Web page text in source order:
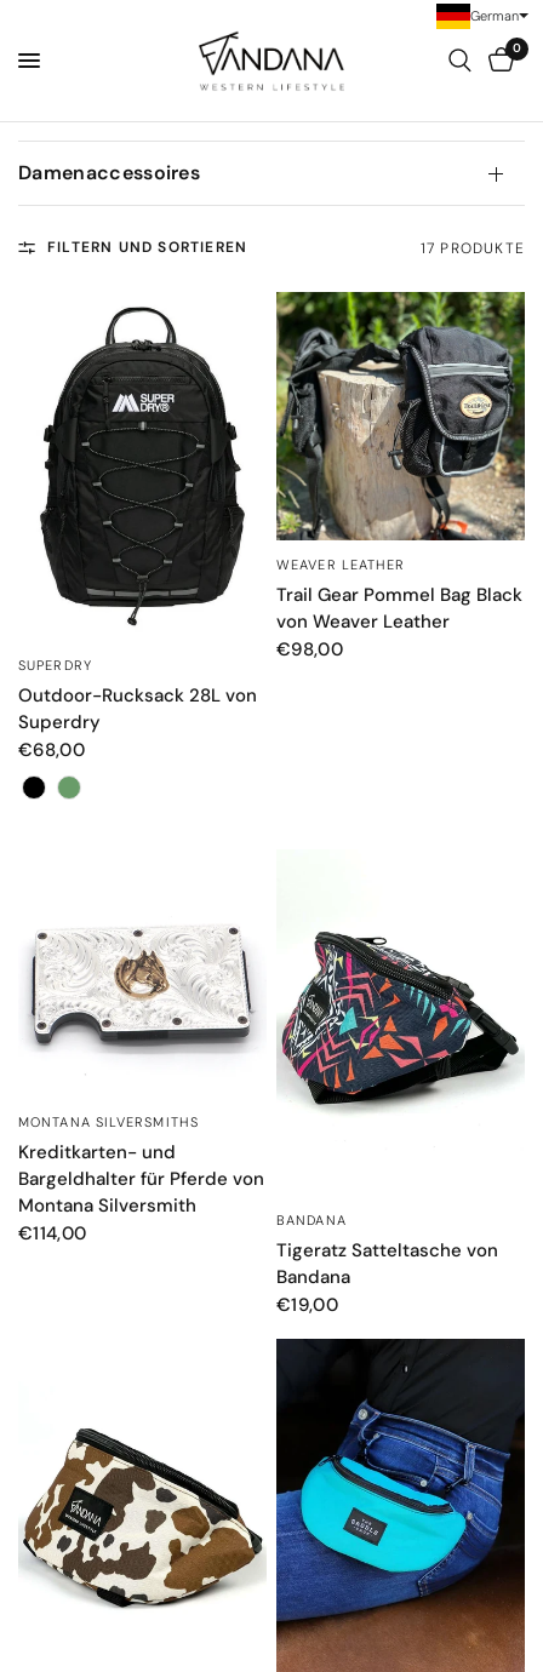
0
Damenaccessoires
FILTERN UND SORTIEREN 17 PRODUKTE
SCHNELLANSICHT
SUPERDRY
Outdoor-Rucksack 28L von
Superdry
€68,00
Farbe
SCHNELLANSICHT
WEAVER LEATHER
Trail Gear Pommel Bag Black
von Weaver Leather
€98,00
SCHNELLANSICHT
MONTANA SILVERSMITHS
Kreditkarten- und
Bargeldhalter für Pferde von
Montana Silversmith
€114,00
BANDANA
Tigeratz Satteltasche von
Bandana
€19,00
German